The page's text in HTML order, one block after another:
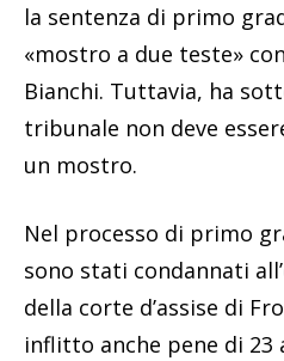
la sentenza di primo
«mostro a due teste»
Bianchi. Tuttavia, ha
tribunale non deve
un mostro.
Nel processo di primo
sono stati condannati
della corte d’assise di
inflitto anche pene di 23